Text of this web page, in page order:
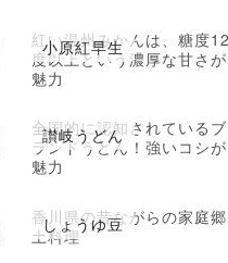
小原紅早生
紅い温州みかんは、糖度12
度以上という濃厚な甘さが
魅力
讃岐うどん
全国的に認知されているブ
ランドうどん！強いコシが
魅力
しょうゆ豆
香川県の昔ながらの家庭郷
土料理